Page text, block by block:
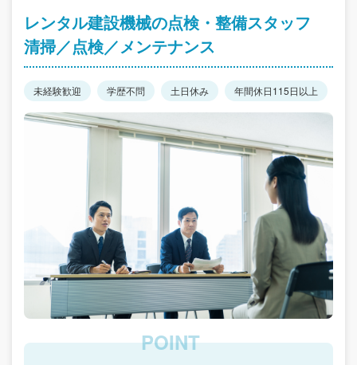
レンタル建設機械の点検・整備スタッフ
清掃／点検／メンテナンス
未経験歓迎 学歴不問 土日休み 年間休日115日以上